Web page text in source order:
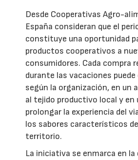
Desde Cooperativas Agro-
España consideran que el
constituye una oportunidad
productos cooperativos a
consumidores. Cada compra
durante las vacaciones
según la organización, en un
al tejido productivo local y en
prolongar la experiencia del
los sabores característicos
territorio.
La iniciativa se enmarca en